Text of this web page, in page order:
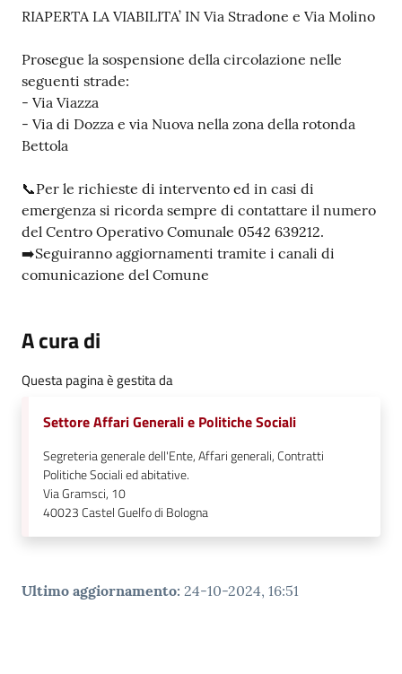
Contenuto
RIAPERTA LA VIABILITA’ IN Via Stradone e Via Molino
Prosegue la sospensione della circolazione nelle
seguenti strade:
- Via Viazza
- Via di Dozza e via Nuova nella zona della rotonda
Bettola
📞Per le richieste di intervento ed in casi di
emergenza si ricorda sempre di contattare il numero
del Centro Operativo Comunale 0542 639212.
➡️Seguiranno aggiornamenti tramite i canali di
comunicazione del Comune
A cura di
Questa pagina è gestita da
Settore Affari Generali e Politiche Sociali
Segreteria generale dell'Ente, Affari generali, Contratti
Politiche Sociali ed abitative.
Via Gramsci, 10
40023Castel Guelfo di Bologna
Ultimo aggiornamento: 24-10-2024, 16:51